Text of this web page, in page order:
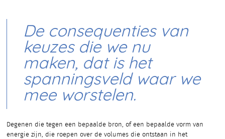
De consequenties van
keuzes die we nu
maken, dat is het
spanningsveld waar we
mee worstelen.
Degenen die tegen een bepaalde bron, of een bepaalde vorm van
energie zijn, die roepen over de volumes die ontstaan in het